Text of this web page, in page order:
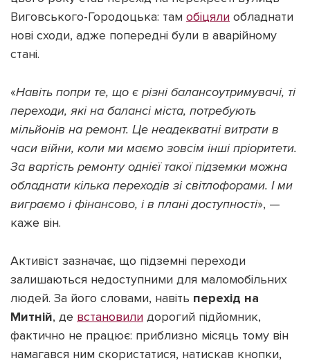
Виговського-Городоцька: там обіцяли обладнати
нові сходи, адже попередні були в аварійному
стані.
«Навіть попри те, що є різні балансоутримувачі, ті
переходи, які на балансі міста, потребують
мільйонів на ремонт. Це неадекватні витрати в
часи війни, коли ми маємо зовсім інші пріоритети.
За вартість ремонту однієї такої підземки можна
обладнати кілька переходів зі світлофорами. І ми
виграємо і фінансово, і в плані доступності», —
каже він.
Активіст зазначає, що підземні переходи
залишаються недоступними для маломобільних
людей. За його словами, навіть перехід на
Митній, де встановили дорогий підйомник,
фактично не працює: приблизно місяць тому він
намагався ним скористатися, натискав кнопки,